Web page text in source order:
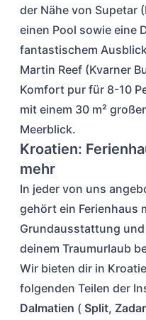
der Nähe von Supetar
einen Pool sowie eine
fantastischem
Martin Reef (Kvarner
Komfort pur für 8-10
mit einem 30 m²
Meerblick.
Kroatien:
mehr
In jeder von uns
gehört ein Ferienhaus
Grundausstattung
deinem Traumurlaub
Wir bieten dir in
folgenden Teilen der
Dalmatien ( Split, Zadar